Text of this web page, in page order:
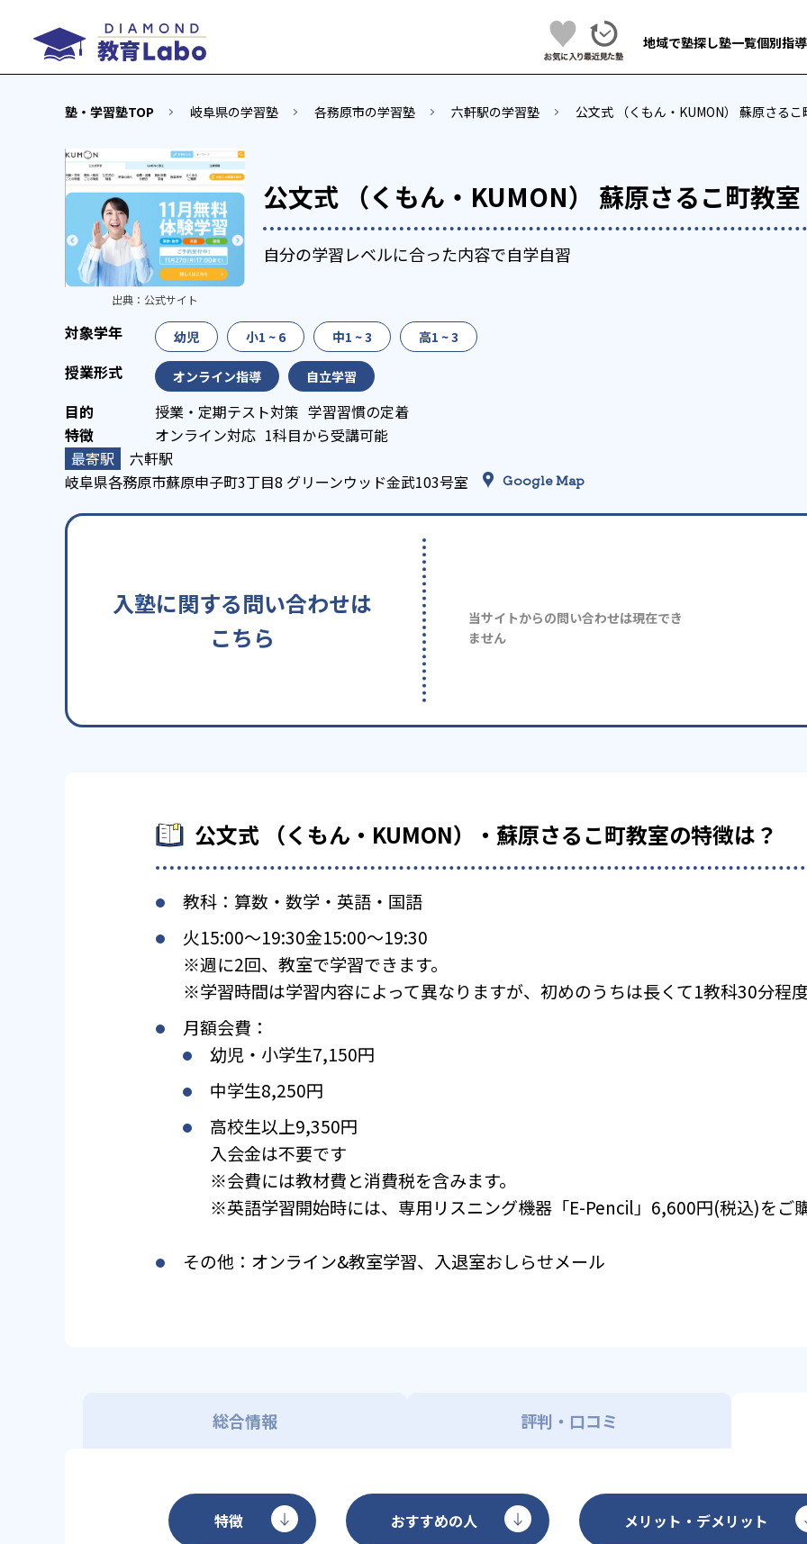
地域で塾探し塾一覧個別指
塾・学習塾TOP 岐阜県の学習塾 各務原市の学習塾 六軒駅の学習塾 公文式 （くもん・KUMON） 蘇原さるこ
公文式 （くもん・KUMON） 蘇原さるこ町教室
自分の学習レベルに合った内容で自学自習
出典： 公式サイト
幼児 小1 ~ 6 中1 ~ 3 高1 ~ 3
オンライン指導 自立学習
授業・定期テスト対策 学習習慣の定着
オンライン対応 1科目から受講可能
六軒駅
岐阜県各務原市蘇原申子町3丁目8 グリーンウッド金武103号室
Google Map
入塾に関する問い合わせは
こちら
当サイトからの問い合わせは現在でき
ません
公文式 （くもん・KUMON）・蘇原さるこ町教室の特徴は？
教科：算数・数学・英語・国語
火15:00〜19:30金15:00〜19:30
※週に2回、教室で学習できます。
※学習時間は学習内容によって異なりますが、初めのうちは長くて1教科30分程
月額会費：
幼児・小学生7,150円
中学生8,250円
高校生以上9,350円
入会金は不要です
※会費には教材費と消費税を含みます。
※英語学習開始時には、専用リスニング機器「E-Pencil」6,600円(税込)をご
その他：オンライン&教室学習、入退室おしらせメール
総合情報 評判・口コミ
特徴 おすすめの人 メリット・デメリット